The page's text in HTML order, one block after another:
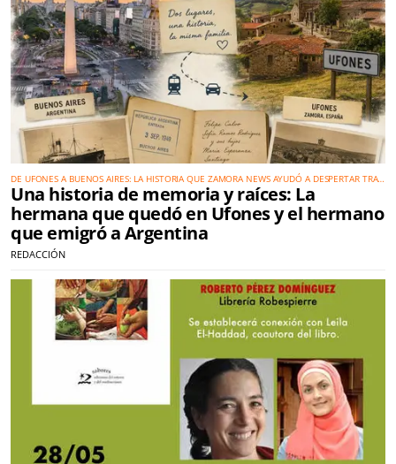
DE UFONES A BUENOS AIRES: LA HISTORIA QUE ZAMORA NEWS AYUDÓ A DESPERTAR TRAS
MÁS DE 70 AÑOS DE SILENCIO
Una historia de memoria y raíces: La
hermana que quedó en Ufones y el hermano
que emigró a Argentina
REDACCIÓN